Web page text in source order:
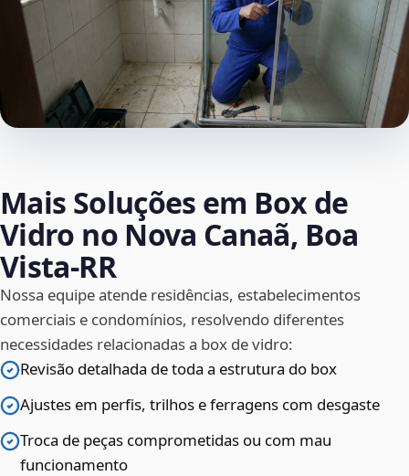
Mais Soluções em Box de
Vidro no Nova Canaã, Boa
Vista‑RR
Nossa equipe atende residências, estabelecimentos
comerciais e condomínios, resolvendo diferentes
necessidades relacionadas a box de vidro:
Revisão detalhada de toda a estrutura do box
Ajustes em perfis, trilhos e ferragens com desgaste
Troca de peças comprometidas ou com mau
funcionamento